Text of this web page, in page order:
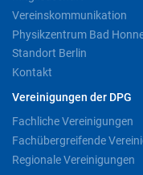
Vereinskommunikation
Physikzentrum Bad
Standort Berlin
Kontakt
Vereinigungen der DPG
Fachliche Vereinigungen
Fachübergreifende
Regionale Vereinigungen